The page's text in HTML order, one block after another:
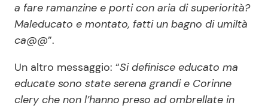
a fare ramanzine e porti con aria di superiorità?
Maleducato e montato, fatti un bagno di umiltà
ca@@”.
Un altro messaggio: “Si definisce educato ma
educate sono state serena grandi e Corinne
clery che non l’hanno preso ad ombrellate in